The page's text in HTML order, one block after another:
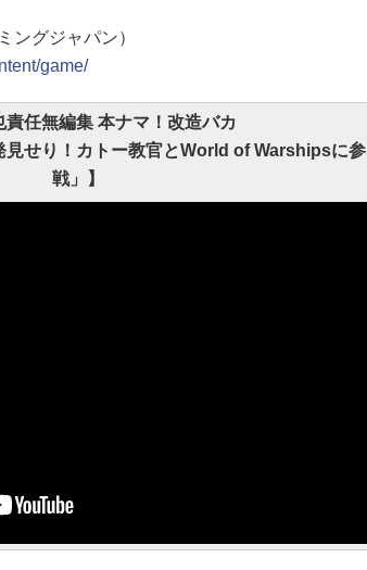
ングジャパン）
game/
責任無編集 本ナマ！改造バカ
見せり！カトー教官とWorld of Warshipsに参
戦」】